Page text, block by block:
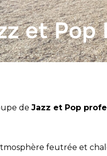
et Pop
de Jazz et Pop
feutrée et